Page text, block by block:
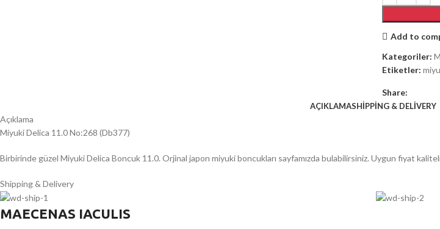
Add to
Kategoriler:
Etiketler:
Share:
AÇIKLAMASHIPPING & DELIVERY
Açıklama
Miyuki Delica 11.0 No:268 (Db377)
Birbirinde güzel Miyuki Delica Boncuk 11.0. Orjinal japon miyuki boncukları sayfamızda bulabilirsiniz. Uygun fiyat
Shipping & Delivery
MAECENAS IACULIS